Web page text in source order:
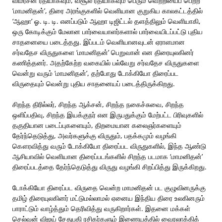
‘மாமனிதன்’, திரை அரங்குகளில் வெளியான குறுகிய காலகட்டத்தில்
‘ஆஹா’ ஓ. டி. டி. எனப்படும் ஆஹா டிஜிட்டல் தளத்திலும் வெளியாகி,
ஒரு கோடிக்கும் மேலான பார்வையாளர்களால் பார்வையிடப்பட்டு புதிய
சாதனையை படைத்தது. இப்படம் வெளியானவுடன் ஏராளமான
சர்வதேச விருதுகளை ‘மாமனிதன்’ பெறுவான் என திரையுலகினர்
கணித்தனர். அதற்கேற்ற வகையில் பல்வேறு சர்வதேச விருதுகளை
வென்று வரும் ‘மாமனிதன்’, தற்போது டோக்கியோ திரைப்பட
விருதையும் வென்று புதிய சாதனையப் படைத்திருக்கிறது.
சிறந்த திரில்லர், சிறந்த ஆக்சன், சிறந்த நகைச்சுவை, சிறந்த
ஒளிப்பதிவு, சிறந்த இயக்குநர் என இருபதுக்கும் மேற்பட்ட பிரிவுகளில்
தகுதியான படைப்புகளையும், திறமையான கலைஞர்களையும்
தேர்ந்தெடுத்து, அவர்களுக்கு விருதும், பதக்கமும் வழங்கி
கௌரவித்து வரும் டோக்கியோ திரைப்பட விருதுகளில், இந்த ஆண்டு
ஆசியாவில் வெளியான திரைப்படங்களில் சிறந்த படமாக ‘மாமனிதன்’
திரைப்படத்தை தேர்ந்தெடுத்து விருது வழங்கி சிறப்பித்து இருக்கிறது.
டோக்கியோ திரைப்பட விருதை வென்ற மாமனிதன் பட குழுவினருக்கு
தமிழ் திரையுலகினர் மட்டுமல்லாமல் ஏனைய இந்திய திரை உலகினரும்
பாராட்டும் வாழ்த்தும் தெரிவித்து வருகிறார்கள். இதனை மக்கள்
செல்வன் விஜய் சேதுபதி ரசிகர்களும் இணையத்தில் வைரலாக்கிக்